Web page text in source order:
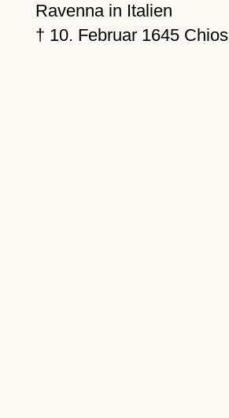
Ravenna in Italien
† 10. Februar 1645Chios